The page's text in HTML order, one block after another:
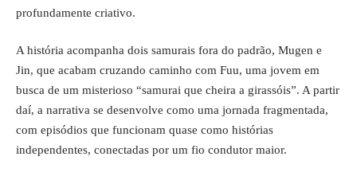
profundamente criativo.
A história acompanha dois samurais fora do padrão, Mugen e
Jin, que acabam cruzando caminho com Fuu, uma jovem em
busca de um misterioso “samurai que cheira a girassóis”. A partir
daí, a narrativa se desenvolve como uma jornada fragmentada,
com episódios que funcionam quase como histórias
independentes, conectadas por um fio condutor maior.